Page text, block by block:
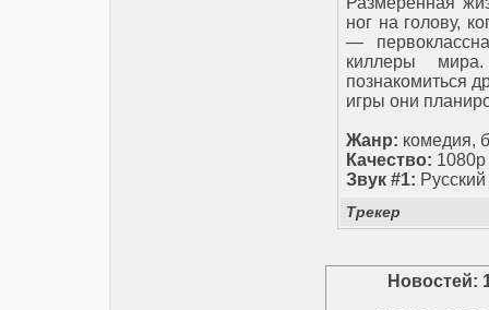
ног на голову,
—
киллеры
познакомиться
игры они
Жанр: комедия,
Качество:
Звук #1:
Трекер
Новостей: